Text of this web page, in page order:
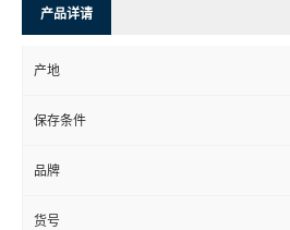
产品详请
产地
保存条件
品牌
货号